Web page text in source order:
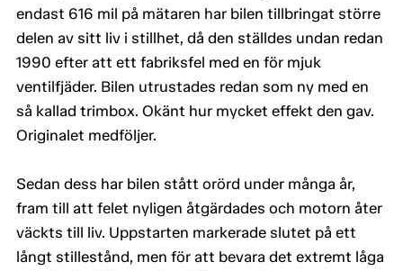
endast 616 mil på mätaren har bilen tillbringat större
delen av sitt liv i stillhet, då den ställdes undan redan
1990 efter att ett fabriksfel med en för mjuk
ventilfjäder. Bilen utrustades redan som ny med en
så kallad trimbox. Okänt hur mycket effekt den gav.
Originalet medföljer.
Sedan dess har bilen stått orörd under många år,
fram till att felet nyligen åtgärdades och motorn åter
väckts till liv. Uppstarten markerade slutet på ett
långt stillestånd, men för att bevara det extremt låga